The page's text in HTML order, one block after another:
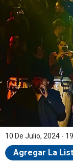
10 De Julio, 2024 -
Agregar La